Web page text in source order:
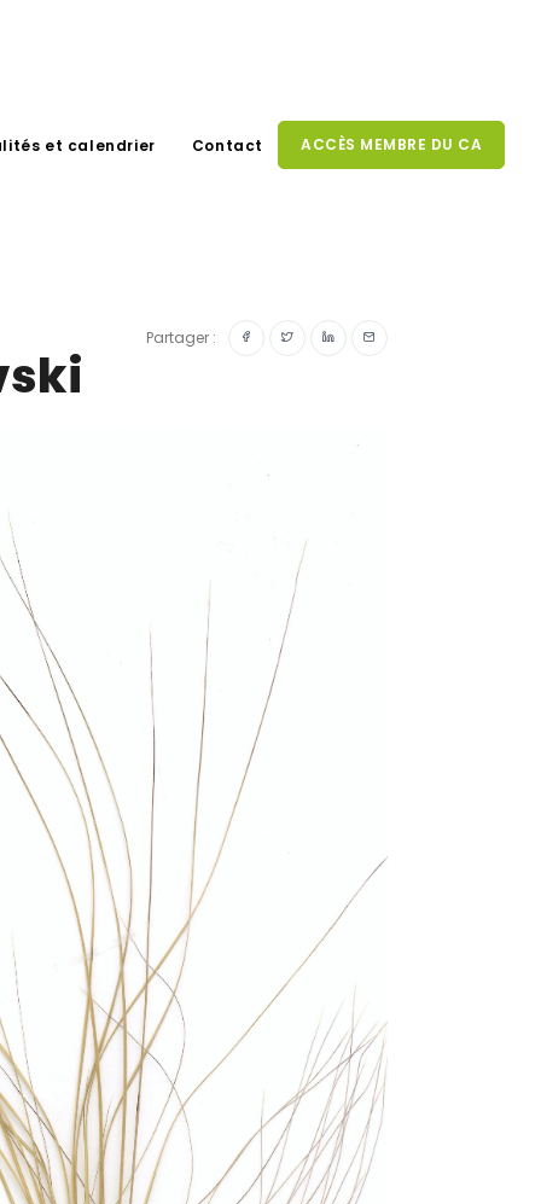
et calendrier Contact ACCÈS MEMBRE DU CA
Partager :